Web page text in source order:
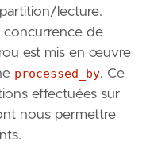
lecture.
concurrence de
est mis en œuvre
processed_by. Ce
effectuées sur
nous permettre